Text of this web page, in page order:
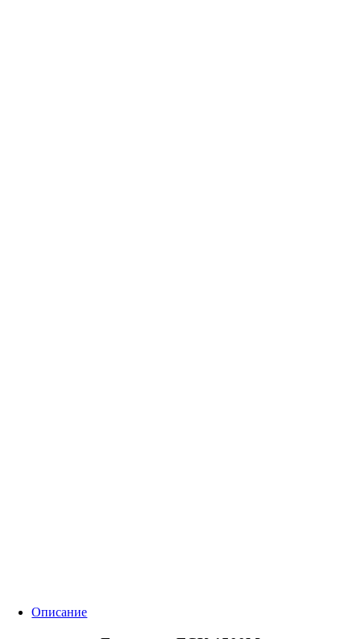
Описание